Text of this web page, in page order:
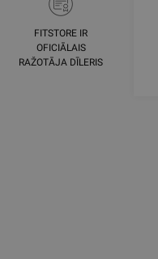
FITSTORE IR
OFICIĀLAIS
RAŽOTĀJA DĪLERIS